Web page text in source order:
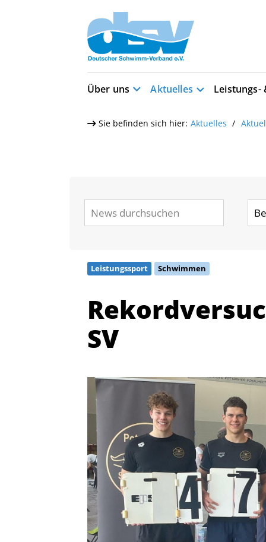
Über uns Aktuelles
Sie befinden sich hier: Aktuelles
Leistungssport Schwimmen
SV
Quicklinks